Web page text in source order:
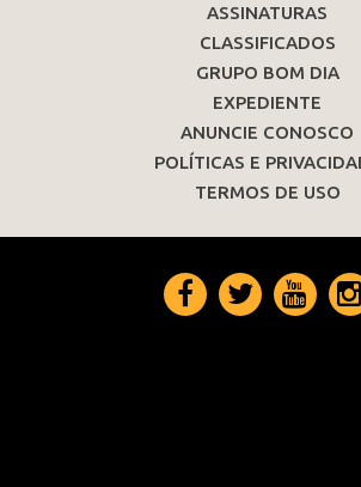
ASSINATURAS
CLASSIFICADOS
GRUPO BOM DIA
EXPEDIENTE
ANUNCIE CONOSCO
POLÍTICAS E
TERMOS DE USO